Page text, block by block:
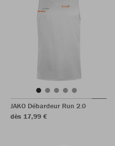
JAKO Débardeur Run 2.0
dès 17,99 €